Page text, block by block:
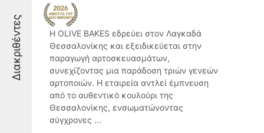
Διακριθέντες
Η OLIVE BAKES εδρεύει στον Λαγκαδά
Θεσσαλονίκης και εξειδικεύεται στην
παραγωγή αρτοσκευασμάτων,
συνεχίζοντας μια παράδοση τριών γενεών
αρτοποιών. Η εταιρεία αντλεί έμπνευση
από το αυθεντικό κουλούρι της
Θεσσαλονίκης, ενσωματώνοντας
σύγχρονες ...